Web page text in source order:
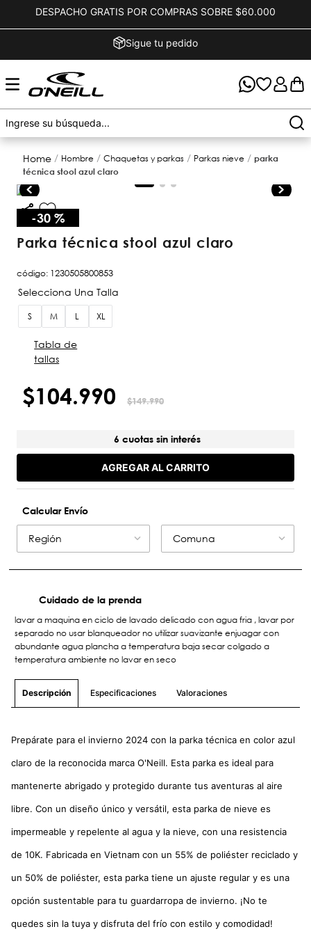
DESPACHO GRATIS POR COMPRAS SOBRE $60.000
Sigue tu pedido
hombre chaquetas y parkas parkas nieve
parka
técnica stool azul claro
-30 %
parka técnica stool azul claro
código: 1230505800853
S M L XL
Tabla de
tallas
$104.990 $149.990
6 cuotas sin interés
AGREGAR AL CARRITO
Calcular Envío
Región Comuna
Cuidado de la prenda
lavar a maquina en ciclo de lavado delicado con agua fria , lavar por
separado no usar blanqueador no utilizar suavizante enjuagar con
abundante agua plancha a temperatura baja secar colgado a
temperatura ambiente no lavar en seco
Descripción Especificaciones Valoraciones
Prepárate para el invierno 2024 con la parka técnica en color azul
claro de la reconocida marca O'Neill. Esta parka es ideal para
mantenerte abrigado y protegido durante tus aventuras al aire
libre. Con un diseño único y versátil, esta parka de nieve es
impermeable y repelente al agua y la nieve, con una resistencia
de 10K. Fabricada en Vietnam con un 55% de poliéster reciclado y
un 50% de poliéster, esta parka tiene un ajuste regular y es una
opción sustentable para tu guardarropa de invierno. ¡No te
quedes sin la tuya y disfruta del frío con estilo y comodidad!